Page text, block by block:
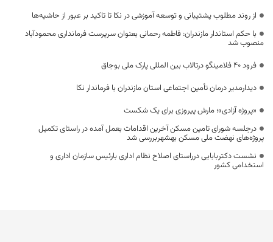
از روند مطلوب پشتیبانی و توسعه آموزشی در نکا تا تاکید بر عبور از حاشیه‌ها
با حکم استاندار مازندران: فاطمه رحمانی بعنوان سرپرست فرمانداری محمودآباد
منصوب شد
فرود ۴۰ فلامینگو درتالاب بین المللی پارک ملی بوجاق
دیدارمدیر درمان تأمین اجتماعی استان مازندران با فرماندار نکا
«پروژه آزادی»؛ مارش پیروزی برای یک شکست
درجلسه شورای تامین مسکن آخرین اقدامات بعمل آمده در راستای تکمیل
پروژه‌های نهضت ملی مسکن بهشهربررسی شد
نشست دکتربابایی درراستای اصلاح نظام اداری بارئیس سازمان اداری و
استخدامی کشور